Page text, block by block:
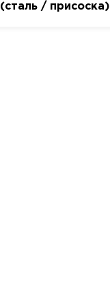
(сталь / присоска)